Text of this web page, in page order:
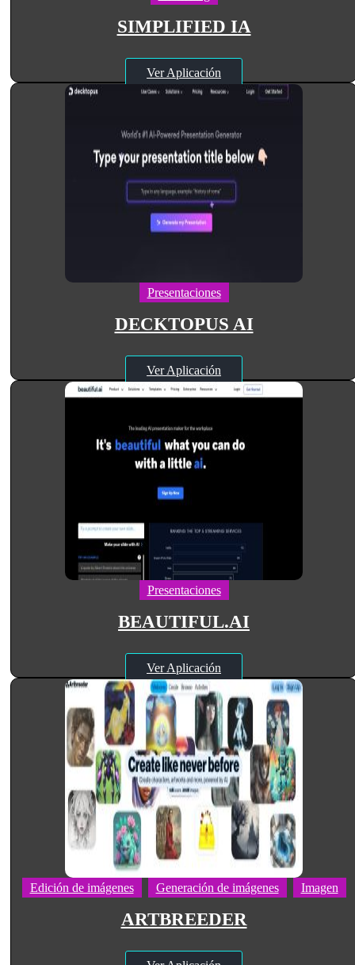
SIMPLIFIED IA
Ver Aplicación
Presentaciones
DECKTOPUS AI
Ver Aplicación
Presentaciones
BEAUTIFUL.AI
Ver Aplicación
Edición de imágenes Generación de imágenes Imagen
ARTBREEDER